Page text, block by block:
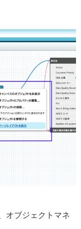
オブジェクトマネ